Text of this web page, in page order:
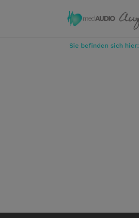
Sie befinden sich hier: